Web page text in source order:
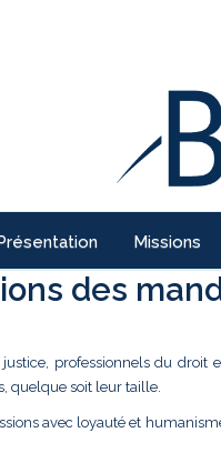
Missions
des
professionnels du droit
quelque soit leur taille.
avec loyauté et